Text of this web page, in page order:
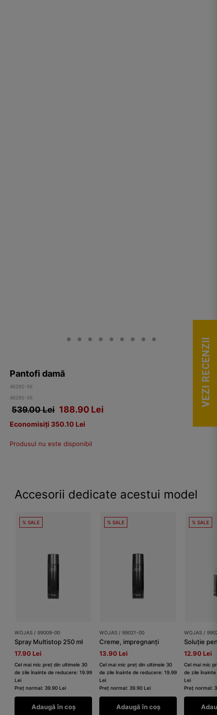
Pantofi damă
46265-56
46265-56
539.00 Lei 188.90 Lei
Economisiți 350.10 Lei
Produsul nu este disponibil
Accesorii dedicate acestui model
% SALE
WOJAS / 99009-00
Spray Multistop 250 ml
17.90 Lei
Cel mai mic preț din ultimele 30
de zile înainte de reducere: 19.99
Lei
Preț normal: 39.90 Lei
Adaugă în coș
% SALE
WOJAS / 99021-00
Creme, impregnanți
13.90 Lei
Cel mai mic preț din ultimele 30
de zile înainte de reducere: 19.99
Lei
Preț normal: 39.90 Lei
Adaugă în coș
% SALE
WOJAS /
12.90 Lei
Cel mai mic
de zile
Lei
Preț normal:
VEZI RECENZII